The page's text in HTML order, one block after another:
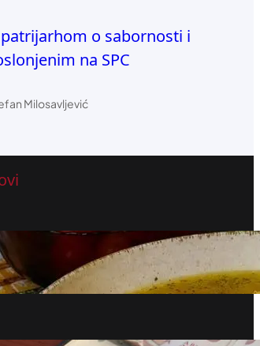
patrijarhom o sabornosti i
na SPC
Milosavljević
PILEĆA SUPA SA POVRĆEM I KNEDLAMA:
Domaća i puna ukusa
avgust 8, 2026